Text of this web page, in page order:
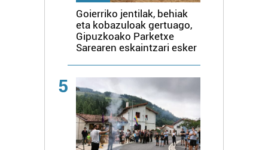
Goierriko jentilak, behiak
eta kobazuloak gertuago,
Gipuzkoako Parketxe
Sarearen eskaintzari esker
5